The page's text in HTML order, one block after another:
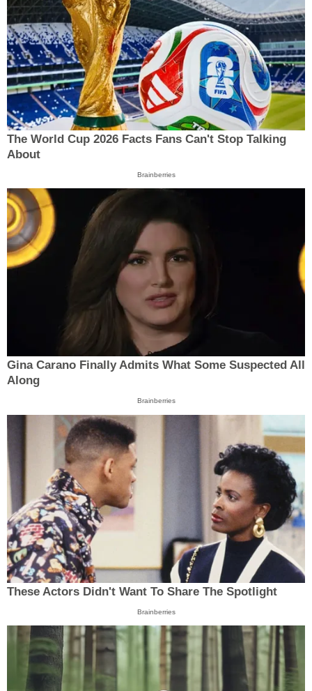
The World Cup 2026 Facts Fans Can't Stop Talking
About
Brainberries
Gina Carano Finally Admits What Some Suspected All
Along
Brainberries
These Actors Didn't Want To Share The Spotlight
Brainberries